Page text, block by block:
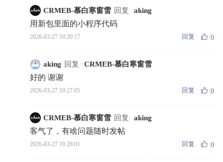
CRMEB-慕白寒窗雪 回复 aking
用新包里面的小程序代码
2026-03-27 10:20:17 回复 0
aking 回复 CRMEB-慕白寒窗雪
好的 谢谢
2026-03-27 10:27:05 回复 0
CRMEB-慕白寒窗雪 回复 aking
客气了，有啥问题随时发帖
2026-03-27 10:28:01 回复 0